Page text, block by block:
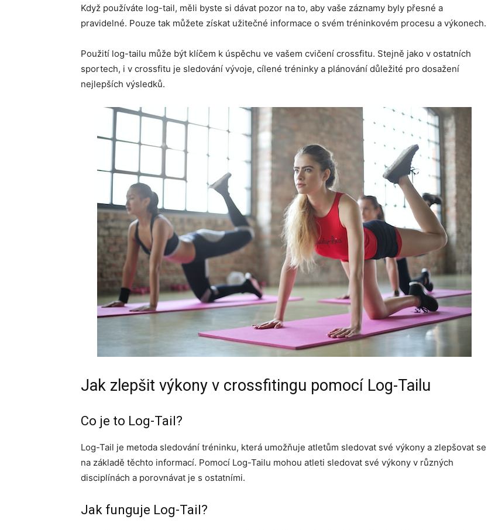
Když používáte log-tail, měli byste si dávat pozor na to, aby vaše záznamy byly přesné a
pravidelné. Pouze tak můžete získat užitečné informace o svém tréninkovém procesu a výkonech.
Použití log-tailu může být klíčem k úspěchu ve vašem cvičení crossfitu. Stejně jako v ostatních
sportech, i v crossfitu je sledování vývoje, cílené tréninky a plánování důležité pro dosažení
nejlepších výsledků.
Jak zlepšit výkony v crossfitingu pomocí Log-Tailu
Co je to Log-Tail?
Log-Tail je metoda sledování tréninku, která umožňuje atletům sledovat své výkony a zlepšovat se
na základě těchto informací. Pomocí Log-Tailu mohou atleti sledovat své výkony v různých
disciplínách a porovnávat je s ostatními.
Jak funguje Log-Tail?